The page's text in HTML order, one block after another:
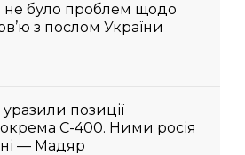
не було проблем щодо
з послом України
позиції
С-400. Ними росія
— Мадяр